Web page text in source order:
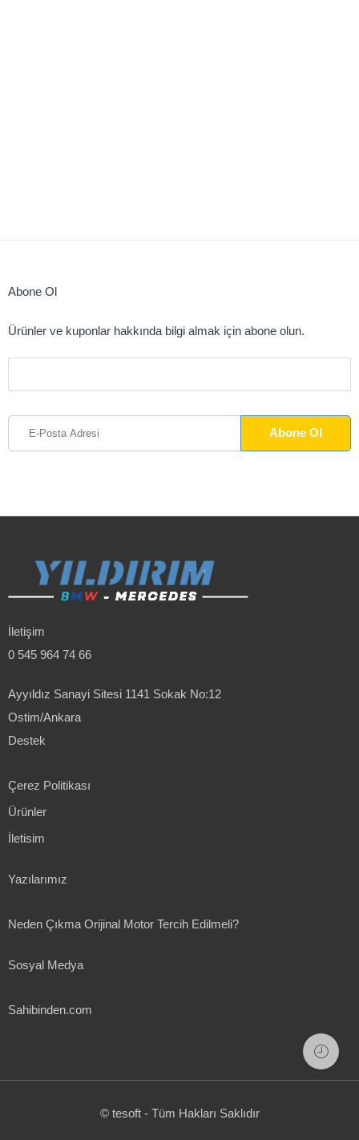
Abone Ol
Ürünler ve kuponlar hakkında bilgi almak için abone olun.
İletişim
0 545 964 74 66
Ayyıldız Sanayi Sitesi 1141 Sokak No:12
Ostim/Ankara
Destek
Çerez Politikası
Ürünler
İletisim
Yazılarımız
Neden Çıkma Orijinal Motor Tercih Edilmeli?
Sosyal Medya
Sahibinden.com
© tesoft - Tüm Hakları Saklıdır